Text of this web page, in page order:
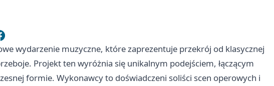
wydarzenie muzyczne, które zaprezentuje przekrój od klasycznej
Projekt ten wyróżnia się unikalnym podejściem, łączącym
formie. Wykonawcy to doświadczeni soliści scen operowych i